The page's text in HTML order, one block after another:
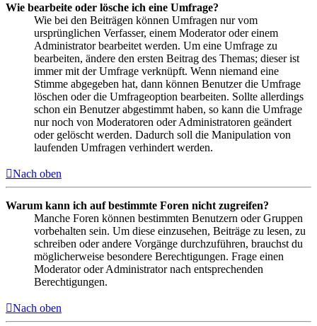
Wie bearbeite oder lösche ich eine Umfrage?
Wie bei den Beiträgen können Umfragen nur vom
ursprünglichen Verfasser, einem Moderator oder einem
Administrator bearbeitet werden. Um eine Umfrage zu
bearbeiten, ändere den ersten Beitrag des Themas; dieser ist
immer mit der Umfrage verknüpft. Wenn niemand eine
Stimme abgegeben hat, dann können Benutzer die Umfrage
löschen oder die Umfrageoption bearbeiten. Sollte allerdings
schon ein Benutzer abgestimmt haben, so kann die Umfrage
nur noch von Moderatoren oder Administratoren geändert
oder gelöscht werden. Dadurch soll die Manipulation von
laufenden Umfragen verhindert werden.
Nach oben
Warum kann ich auf bestimmte Foren nicht zugreifen?
Manche Foren können bestimmten Benutzern oder Gruppen
vorbehalten sein. Um diese einzusehen, Beiträge zu lesen, zu
schreiben oder andere Vorgänge durchzuführen, brauchst du
möglicherweise besondere Berechtigungen. Frage einen
Moderator oder Administrator nach entsprechenden
Berechtigungen.
Nach oben